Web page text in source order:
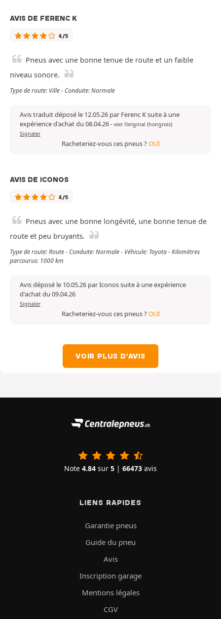
AVIS DE FERENC K
4/5
Pneus avec une bonne tenue de route et un faible
niveau sonore.
Type de route: Ville - Conduite: Normale
Avis traduit déposé le 12.05.26 par Ferenc K suite à une
expérience d'achat du 08.04.26- voir l'original (hongrois)
Signaler
Racheteriez-vous ces pneus ?OUI
AVIS DE ICONOS
4/5
Pneus avec une bonne longévité, une bonne tenue de
route et peu bruyants.
Type de route: Route - Conduite: Normale - Véhicule: Toyota - Kilomètres
parcourus: 1000 km
Avis déposé le 10.05.26 par Iconos suite à une expérience
d'achat du 09.04.26
Signaler
Racheteriez-vous ces pneus ?OUI
VOIR PLUS D'AVIS
Note 4.84 sur 5 | 66473 avis
LIENS RAPIDES
Garantie pneus
Guide du pneu
Avis
Inscription garage
Mentions légales
CGV